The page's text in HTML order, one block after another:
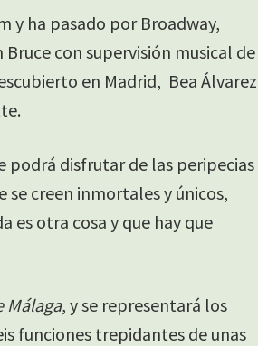
y ha pasado por Broadway,
con supervisión musical de
en Madrid, Bea Álvarez
podrá disfrutar de las peripecias
se creen inmortales y únicos,
es otra cosa y que hay que
Málaga, y se representará los
funciones trepidantes de unas